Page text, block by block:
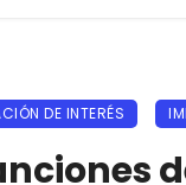
DE INTERÉS